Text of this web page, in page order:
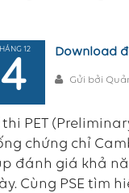
12
4
Download
Gửi bởi
PET
chứng chỉ
đánh giá khả
Cùng PSE tìm